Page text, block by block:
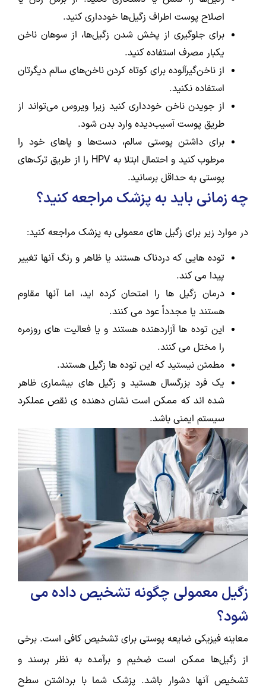
اصلاح پوست اطراف زگیل‌ها خودداری کنید.
برای جلوگیری از پخش شدن زگیل‌ها، از سوهان ناخن
یکبار مصرف استفاده کنید.
از ناخن‌گیرآلوده برای کوتاه کردن ناخن‌های سالم دیگرتان
استفاده نکنید.
از جویدن ناخن خودداری کنید زیرا ویروس می‌تواند از
طریق پوست آسیب‌دیده وارد بدن شود.
برای داشتن پوستی سالم، دست‌ها و پاهای خود را
مرطوب کنید و احتمال ابتلا به HPV را از طریق ترک‌های
پوستی به حداقل برسانید.
چه زمانی باید به پزشک مراجعه کنید؟
در موارد زیر برای زگیل های معمولی به پزشک مراجعه کنید:
توده هایی که دردناک هستند یا ظاهر و رنگ آنها تغییر
پیدا می کند.
درمان زگیل ها را امتحان کرده اید، اما آنها مقاوم
هستند یا مجدداً عود می کنند.
این توده ها آزاردهنده هستند و یا فعالیت های روزمره
را مختل می کنند.
مطمئن نیستید که این توده ها زگیل هستند.
یک فرد بزرگسال هستید و زگیل های بیشماری ظاهر
شده اند که ممکن است نشان دهنده ی نقص عملکرد
سیستم ایمنی باشد.
زگیل معمولی چگونه تشخیص داده می
شود؟
معاینه فیزیکی ضایعه پوستی برای تشخیص کافی است. برخی
از زگیل‌ها ممکن است ضخیم و برآمده به نظر برسند و
تشخیص آنها دشوار باشد. پزشک شما با برداشتن سطح